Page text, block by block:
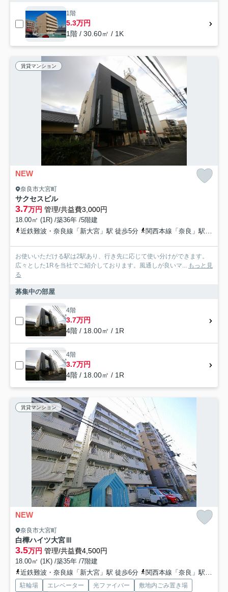
1階
5.3万円
1階 / 30.60㎡ / 1K
賃貸マンション
NEW
奈良市大宮町
サクセスビル
3.7万円 管理/共益費3,000円
18.00㎡ (1R) /築36年 /5階建
近鉄難波・奈良線「新大宮」駅 徒歩5分
関西本線「奈良」駅 徒歩13分
お使いいただける駅は2駅あり、行き先に応じて使い分けができます。
広々とした1Rを当社でご紹介しております。風通しが良いマ... もっと見
る
募集中の部屋
4階
3.7万円
4階 / 18.00㎡ / 1R
4階
3.7万円
4階 / 18.00㎡ / 1R
賃貸マンション
NEW
奈良市大宮町
白樺ハイツ大宮Ⅲ
3.5万円 管理/共益費4,500円
18.00㎡ (1K) /築35年 /7階建
近鉄難波・奈良線「新大宮」駅 徒歩6分
関西本線「奈良」駅 徒歩10分
駐輪場 エレベーター 光ファイバー
敷地内ごみ置き場